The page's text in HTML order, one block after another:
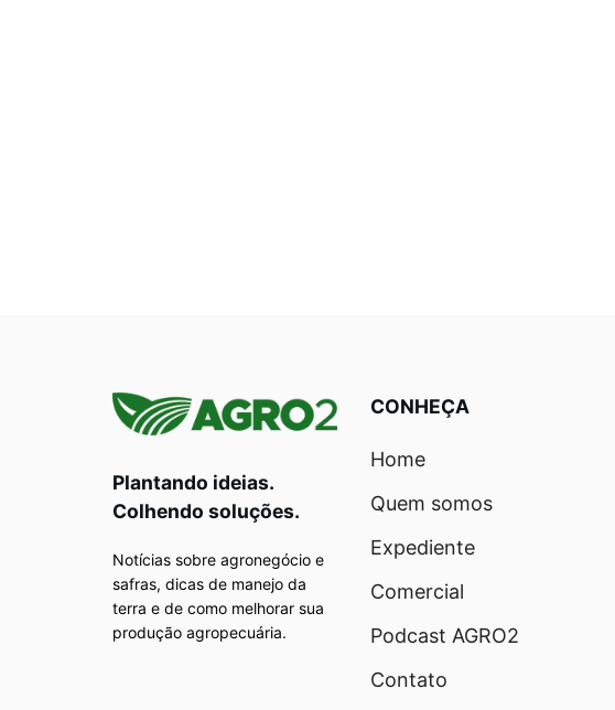
Plantando ideias.
Colhendo soluções.
Notícias sobre agronegócio e
safras, dicas de manejo da
terra e de como melhorar sua
produção agropecuária.
CONHEÇA
Home
Quem somos
Expediente
Comercial
Podcast AGRO2
Contato